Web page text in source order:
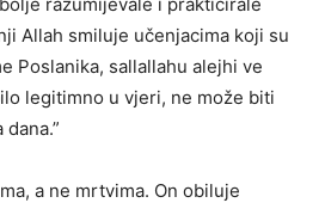
Allah smiluje učenjacima koji su
Poslanika, sallallahu alejhi ve
legitimno u vjeri, ne može biti
a ne mrtvima. On obiluje